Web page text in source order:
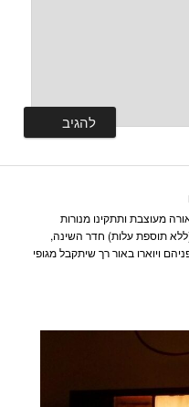
מעוצבת ותתקינו מנורות
(ללא תוספת עלות) חדר השינה,
ויוארו באור רך שיתקבל מגופי